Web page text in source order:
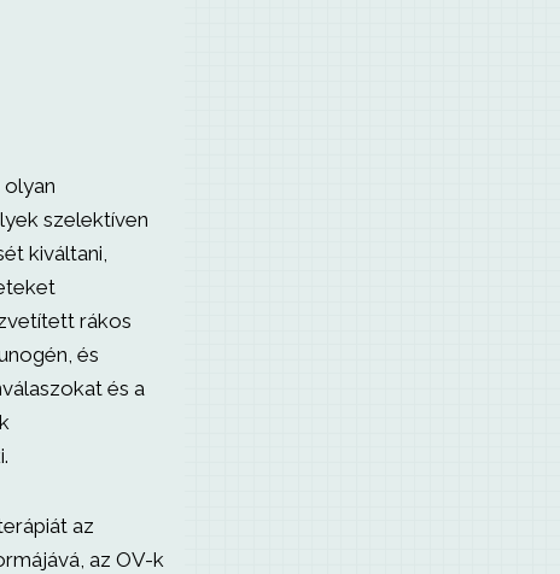
olyan
szelektíven
kiváltani,
rákos
és
és a
az
az OV-k